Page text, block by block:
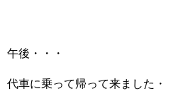
午後・・・
代車に乗って帰って来ました・